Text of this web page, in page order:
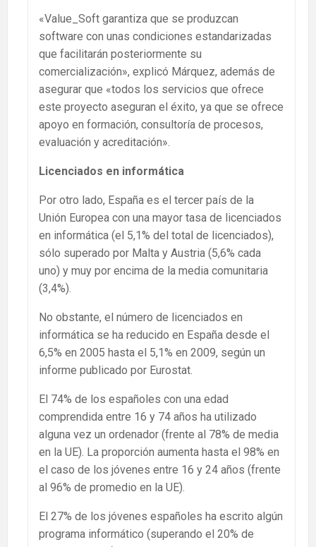
«Value_Soft garantiza que se produzcan
software con unas condiciones estandarizadas
que facilitarán posteriormente su
comercialización», explicó Márquez, además de
asegurar que «todos los servicios que ofrece
este proyecto aseguran el éxito, ya que se ofrece
apoyo en formación, consultoría de procesos,
evaluación y acreditación».
Licenciados en informática
Por otro lado, España es el tercer país de la
Unión Europea con una mayor tasa de licenciados
en informática (el 5,1% del total de licenciados),
sólo superado por Malta y Austria (5,6% cada
uno) y muy por encima de la media comunitaria
(3,4%).
No obstante, el número de licenciados en
informática se ha reducido en España desde el
6,5% en 2005 hasta el 5,1% en 2009, según un
informe publicado por Eurostat.
El 74% de los españoles con una edad
comprendida entre 16 y 74 años ha utilizado
alguna vez un ordenador (frente al 78% de media
en la UE). La proporción aumenta hasta el 98% en
el caso de los jóvenes entre 16 y 24 años (frente
al 96% de promedio en la UE).
El 27% de los jóvenes españoles ha escrito algún
programa informático (superando el 20% de